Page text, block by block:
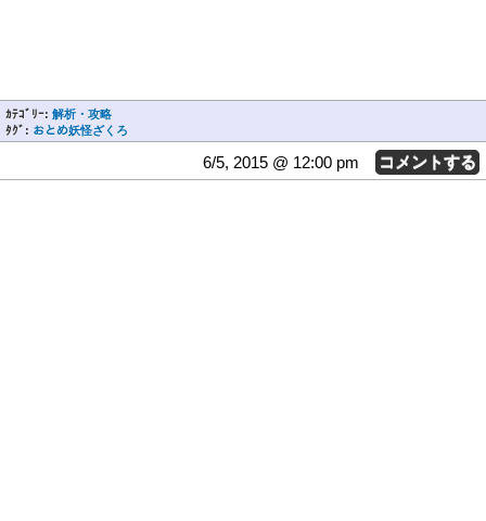
ｶﾃｺﾞﾘｰ: 解析・攻略
ﾀｸﾞ: おとめ妖怪ざくろ
6/5, 2015 @ 12:00 pm コメントする